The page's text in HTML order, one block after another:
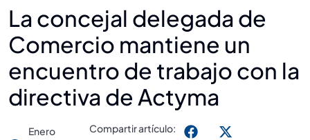
La concejal delegada de
Comercio mantiene un
encuentro de trabajo con la
directiva de Actyma
Enero
Compartir artículo: